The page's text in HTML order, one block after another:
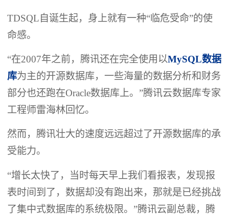
TDSQL自诞生起，身上就有一种“临危受命”的使
命感。
“在2007年之前，腾讯还在完全使用以MySQL数据
库为主的开源数据库，一些海量的数据分析和财务
部分也还跑在Oracle数据库上。”腾讯云数据库专家
工程师雷海林回忆。
然而，腾讯壮大的速度远远超过了开源数据库的承
受能力。
“增长太快了，当时每天早上我们看报表，发现报
表时间到了，数据却没有跑出来，那就是已经挑战
了集中式数据库的系统极限。”腾讯云副总裁，腾